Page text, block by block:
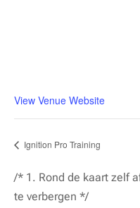
View Venue Website
Ignition Pro Training
/* 1. Rond de kaart zelf
te verbergen */